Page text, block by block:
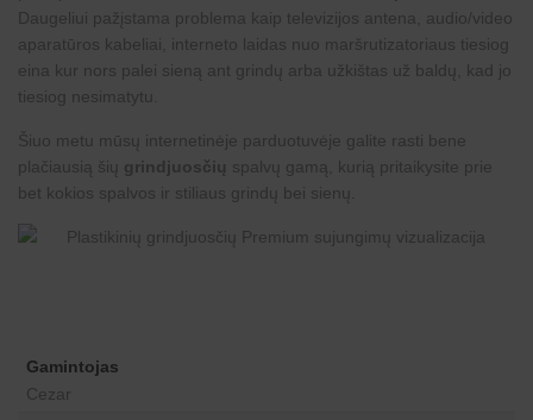
Daugeliui pažįstama problema kaip televizijos antena, audio/video
aparatūros kabeliai, interneto laidas nuo maršrutizatoriaus tiesiog
eina kur nors palei sieną ant grindų arba užkištas už baldų, kad jo
tiesiog nesimatytu.
Šiuo metu mūsų internetinėje parduotuvėje galite rasti bene
plačiausią šių grindjuosčių spalvų gamą, kurią pritaikysite prie
bet kokios spalvos ir stiliaus grindų bei sienų.
Gamintojas
Cezar